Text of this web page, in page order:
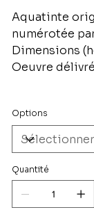
Aquatinte
numérotée
Dimensions
Oeuvre
Options
Quantité